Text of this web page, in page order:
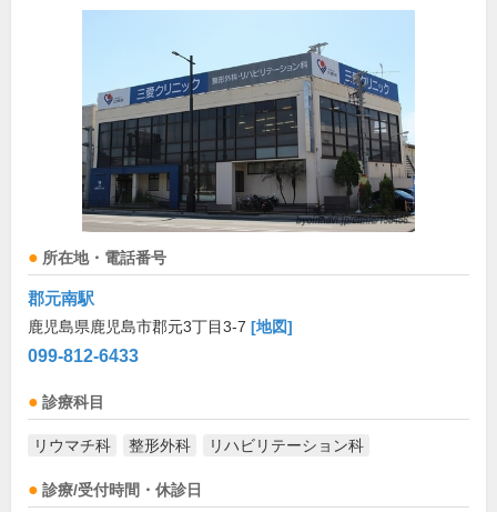
所在地・電話番号
郡元南駅
鹿児島県鹿児島市郡元3丁目3-7 [地図]
099-812-6433
診療科目
リウマチ科 整形外科 リハビリテーション科
診療/受付時間・休診日